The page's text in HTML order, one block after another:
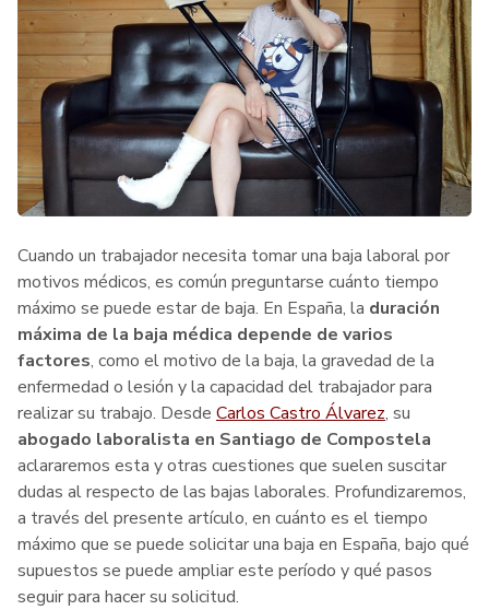
Cuando un trabajador necesita tomar una baja laboral por
motivos médicos, es común preguntarse cuánto tiempo
máximo se puede estar de baja. En España, la duración
máxima de la baja médica depende de varios
factores, como el motivo de la baja, la gravedad de la
enfermedad o lesión y la capacidad del trabajador para
realizar su trabajo. Desde Carlos Castro Álvarez, su
abogado laboralista en Santiago de Compostela
aclararemos esta y otras cuestiones que suelen suscitar
dudas al respecto de las bajas laborales. Profundizaremos,
a través del presente artículo, en cuánto es el tiempo
máximo que se puede solicitar una baja en España, bajo qué
supuestos se puede ampliar este período y qué pasos
seguir para hacer su solicitud.